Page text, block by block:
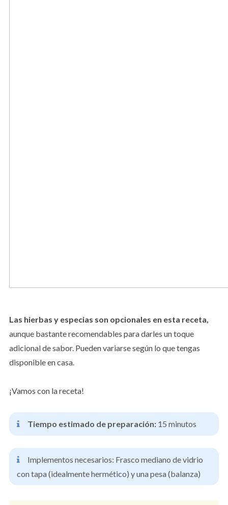
Las hierbas y especias son opcionales en esta receta,
aunque bastante recomendables para darles un toque
adicional de sabor. Pueden variarse según lo que tengas
disponible en casa.
¡Vamos con la receta!
Tiempo estimado de preparación:15 minutos
Implementos necesarios: Frasco mediano de vidrio
con tapa (idealmente hermético) y una pesa (balanza)